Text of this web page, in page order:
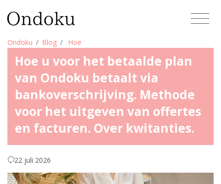
Ondoku Blog Hoe
Hoe u voor het betaalde plan
van Ondoku betaalt via
bankoverschrijving. Methode
voor het uitgeven van offertes
en facturen. Over kwitanties.
22 juli 2026